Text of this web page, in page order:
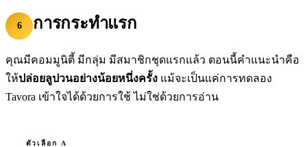
6 การกระทำแรก
คุณมีคอมมูนิตี้ มีกลุ่ม มีสมาชิกชุดแรกแล้ว ตอนนี้คำแนะนำคือ
ให้ปล่อยลูปวนอย่างน้อยหนึ่งครั้ง แม้จะเป็นแค่การทดลอง
Tavora เข้าใจได้ด้วยการใช้ ไม่ใช่ด้วยการอ่าน
ตัวเลือก A